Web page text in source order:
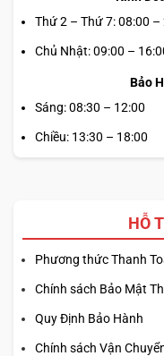
khi máy tắt). Việc bố
rời, máy chiếu, thiết bị
Thứ 2 – Thứ 7: 08:00 –
Chủ Nhật: 09:00 –
Bảo
Sáng: 08:30 – 12:00
Chiều: 13:30 – 18:00
HỖ
Phương thức Thanh
Chính sách Bảo Mật
Quy Định Bảo Hành
Chính sách Vận